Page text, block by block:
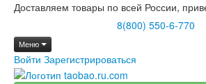
Доставляем товары по всей России,
8(800) 550-6-770
Меню
Войти Зарегистрироваться